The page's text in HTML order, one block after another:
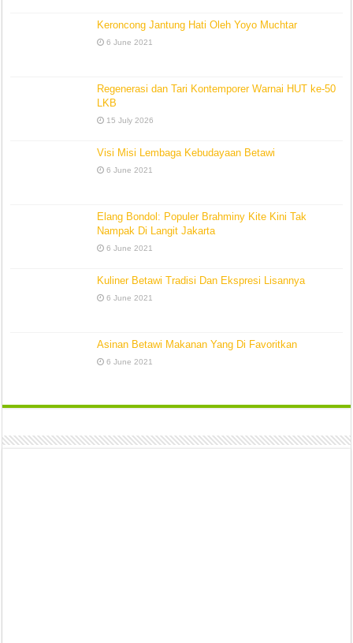
Keroncong Jantung Hati Oleh Yoyo Muchtar
6 June 2021
Regenerasi dan Tari Kontemporer Warnai HUT ke-50
LKB
15 July 2026
Visi Misi Lembaga Kebudayaan Betawi
6 June 2021
Elang Bondol: Populer Brahminy Kite Kini Tak
Nampak Di Langit Jakarta
6 June 2021
Kuliner Betawi Tradisi Dan Ekspresi Lisannya
6 June 2021
Asinan Betawi Makanan Yang Di Favoritkan
6 June 2021